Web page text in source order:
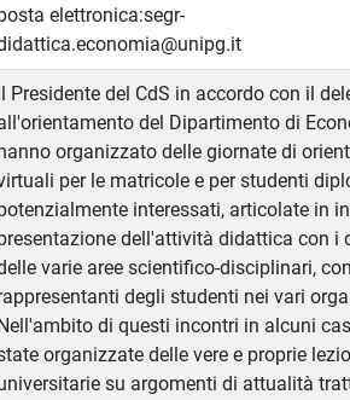
elettronica:segr-
Il Presidente del CdS in accordo con il
del Dipartimento di
hanno organizzato delle giornate di
per le matricole e per studenti
interessati, articolate in
dell'attività didattica con i
varie aree scientifico-disciplinari,
degli studenti nei vari
Nell'ambito di questi incontri in alcuni
organizzate delle vere e proprie
su argomenti di attualità